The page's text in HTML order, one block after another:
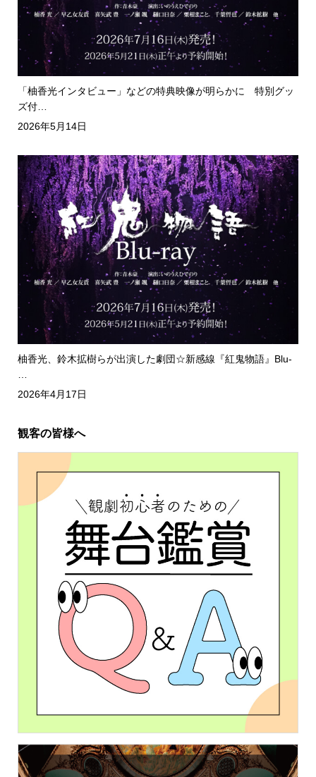
「柚香光インタビュー」などの特典映像が明らかに 特別グッ
ズ付…
2026年5月14日
柚香光、鈴木拡樹らが出演した劇団☆新感線『紅鬼物語』Blu-
…
2026年4月17日
観客の皆様へ